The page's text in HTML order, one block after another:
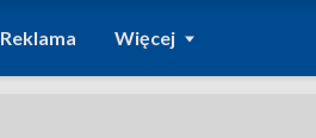
Reklama Więcej